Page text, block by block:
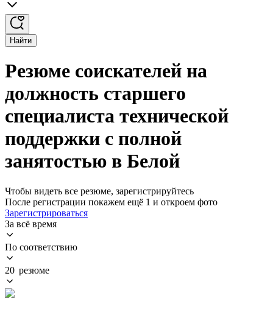
Найти
Резюме соискателей на
должность старшего
специалиста технической
поддержки с полной
занятостью в Белой
Чтобы видеть все резюме, зарегистрируйтесь
После регистрации покажем ещё 1 и откроем фото
Зарегистрироваться
За всё время
По соответствию
20 резюме